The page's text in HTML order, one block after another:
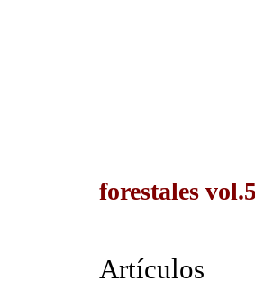
forestales
Artículos